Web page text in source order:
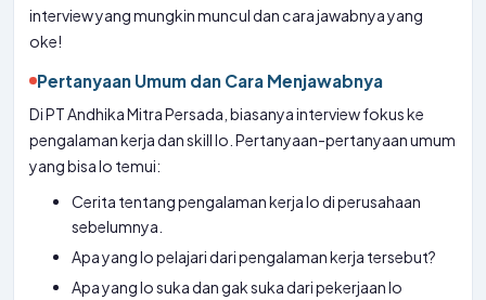
interview yang mungkin muncul dan cara jawabnya yang
oke!
Pertanyaan Umum dan Cara Menjawabnya
Di PT Andhika Mitra Persada, biasanya interview fokus ke
pengalaman kerja dan skill lo. Pertanyaan-pertanyaan umum
yang bisa lo temui:
Cerita tentang pengalaman kerja lo di perusahaan
sebelumnya.
Apa yang lo pelajari dari pengalaman kerja tersebut?
Apa yang lo suka dan gak suka dari pekerjaan lo